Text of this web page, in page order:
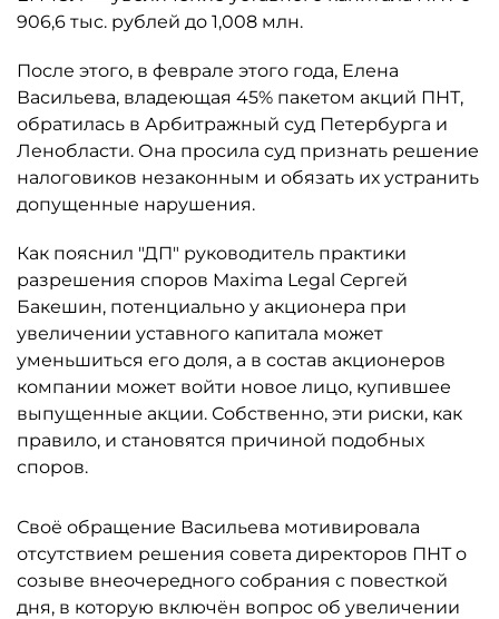
906,6 тыс. рублей до 1,008 млн.
После этого, в феврале этого года, Елена
Васильева, владеющая 45% пакетом акций ПНТ,
обратилась в Арбитражный суд Петербурга и
Ленобласти. Она просила суд признать решение
налоговиков незаконным и обязать их устранить
допущенные нарушения.
Как пояснил "ДП" руководитель практики
разрешения споров Maxima Legal Сергей
Бакешин, потенциально у акционера при
увеличении уставного капитала может
уменьшиться его доля, а в состав акционеров
компании может войти новое лицо, купившее
выпущенные акции. Собственно, эти риски, как
правило, и становятся причиной подобных
споров.
Своё обращение Васильева мотивировала
отсутствием решения совета директоров ПНТ о
созыве внеочередного собрания с повесткой
дня, в которую включён вопрос об увеличении